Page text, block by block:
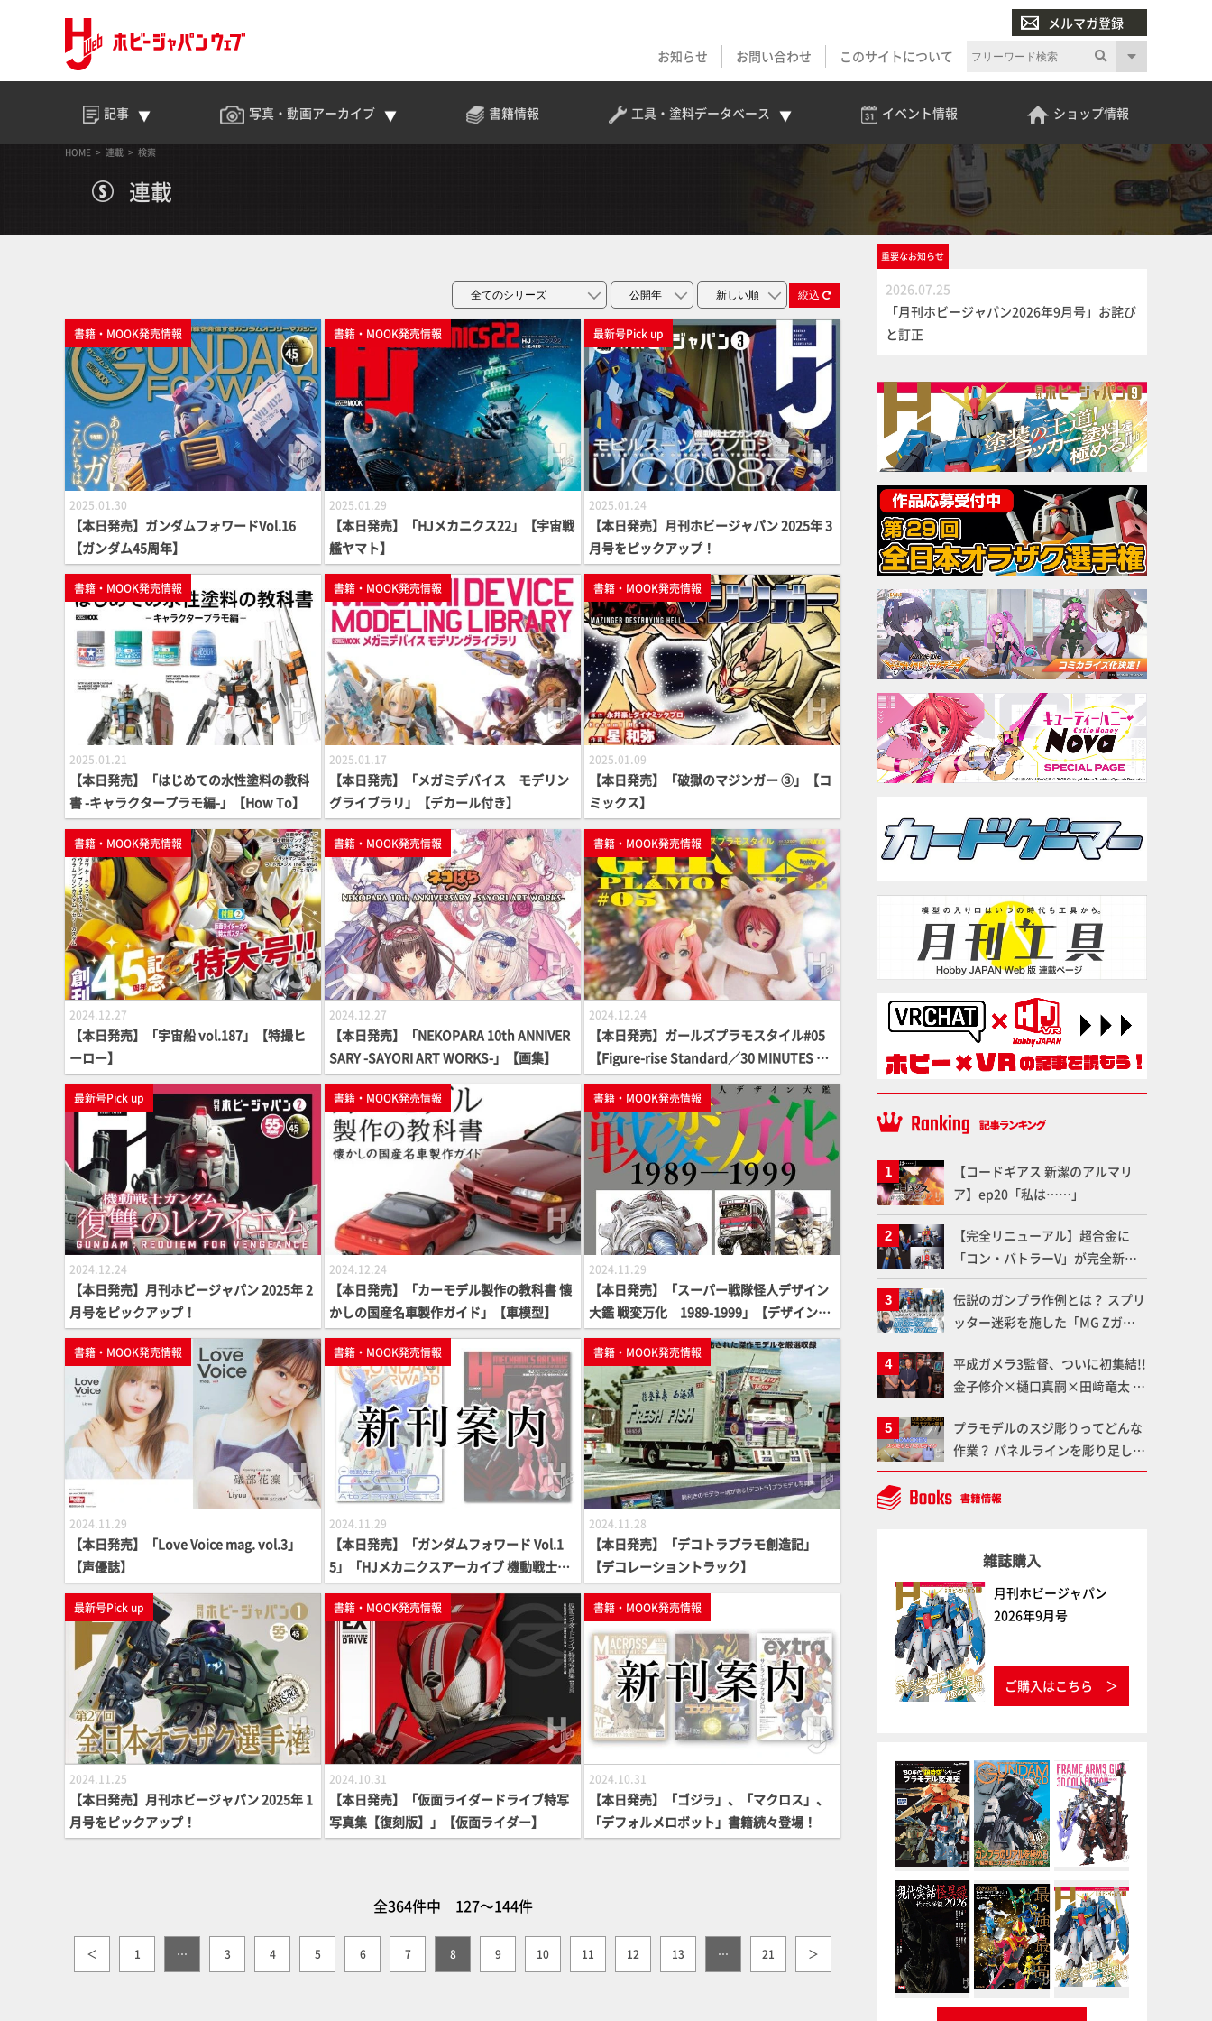
メルマガ登録
お知らせ
お問い合わせ このサイトについて
記事 写真・動画アーカイブ 書籍情報 工具・塗料データベース イベント情報 ショップ情報
HOME 連載 検索
連載
絞込
書籍・MOOK発売情報
2025.01.30
【本日発売】ガンダムフォワードVol.16
【ガンダム45周年】
書籍・MOOK発売情報
2025.01.29
【本日発売】「HJメカニクス22」【宇宙戦
艦ヤマト】
最新号Pick up
2025.01.24
【本日発売】月刊ホビージャパン 2025年 3
月号をピックアップ！
書籍・MOOK発売情報
2025.01.21
【本日発売】「はじめての水性塗料の教科
書 -キャラクタープラモ編-」【How To】
書籍・MOOK発売情報
2025.01.17
【本日発売】「メガミデバイス モデリン
グライブラリ」【デカール付き】
書籍・MOOK発売情報
2025.01.09
【本日発売】「破獄のマジンガー ③」【コ
ミックス】
書籍・MOOK発売情報
2024.12.27
【本日発売】「宇宙船 vol.187」【特撮ヒ
ーロー】
書籍・MOOK発売情報
2024.12.27
【本日発売】「NEKOPARA 10th ANNIVER
SARY -SAYORI ART WORKS-」【画集】
書籍・MOOK発売情報
2024.12.24
【本日発売】ガールズプラモスタイル#05
【Figure-rise Standard／30 MINUTES SI
STERS】
最新号Pick up
2024.12.24
【本日発売】月刊ホビージャパン 2025年 2
月号をピックアップ！
書籍・MOOK発売情報
2024.12.24
【本日発売】「カーモデル製作の教科書 懐
かしの国産名車製作ガイド」【車模型】
書籍・MOOK発売情報
2024.11.29
【本日発売】「スーパー戦隊怪人デザイン
大鑑 戦変万化 1989-1999」【デザイン画
集】
書籍・MOOK発売情報
2024.11.29
【本日発売】「Love Voice mag. vol.3」
【声優誌】
書籍・MOOK発売情報
2024.11.29
【本日発売】「ガンダムフォワード Vol.1
5」「HJメカニクスアーカイブ 機動戦士ガ
ンダム ジオン脅威のメカニズム編」【ガン
プラ】
書籍・MOOK発売情報
2024.11.28
【本日発売】「デコトラプラモ創造記」
【デコレーショントラック】
最新号Pick up
2024.11.25
【本日発売】月刊ホビージャパン 2025年 1
月号をピックアップ！
書籍・MOOK発売情報
2024.10.31
【本日発売】「仮面ライダードライブ特写
写真集【復刻版】」【仮面ライダー】
書籍・MOOK発売情報
2024.10.31
【本日発売】「ゴジラ」、「マクロス」、
「デフォルメロボット」書籍続々登場！
全364件中 127～144件
＜ 1 … 3 4 5 6 7 8 9 10 11 12 13 … 21 ＞
重要なお知らせ
2026.07.25
「月刊ホビージャパン2026年9月号」お詫び
と訂正
【コードギアス 新潔のアルマリ
ア】ep20「私は……」
【完全リニューアル】超合金に
「コン・バトラーV」が完全新規
造形で登場！気になる仕様を試作
品の撮り下ろしでご紹介!!さらに
「大鉄人17」＆「ワンエイト」セ
ット情報もお届け！【超合金の
魂】
伝説のガンプラ作例とは？ スプリ
ッター迷彩を施した「MG Zガン
ダム アムロ・レイ仕様機」をMAX
渡辺がふたたび塗る!!【試し読
み】
平成ガメラ3監督、ついに初集結!!
金子修介×樋口真嗣×田﨑竜太 4
体のガメラを未来へつなぐ特別鼎
談「ガメラ永久保存化プロジェク
ト FINAL」
プラモデルのスジ彫りってどんな
作業？ パネルラインを彫り足して
作品を映えさせよう！【いまさら
聞けないプラモデルの基礎：スジ
雑誌購入
月刊ホビージャパン
2026年9月号
ご購入はこちら